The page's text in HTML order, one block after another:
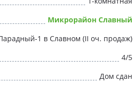
Микрорайон Славный
1 в Славном (II оч. продаж)
4/5
Дом сдан